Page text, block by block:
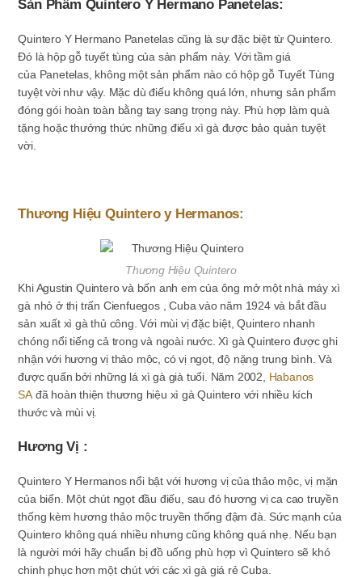
Sản Phẩm Quintero Y Hermano Panetelas:
Quintero Y Hermano Panetelas cũng là sự đặc biệt từ Quintero.
Đó là hộp gỗ tuyết tùng của sản phẩm này. Với tầm giá
của Panetelas, không một sản phẩm nào có hộp gỗ Tuyết Tùng
tuyệt vời như vậy. Mặc dù điếu không quá lớn, nhưng sản phẩm
đóng gói hoàn toàn bằng tay sang trọng này. Phù hợp làm quà
tặng hoặc thưởng thức những điếu xì gà được bảo quản tuyệt
vời.
Thương Hiệu Quintero y Hermanos:
Thương Hiệu Quintero
Khi Agustin Quintero và bốn anh em của ông mở một nhà máy xì
gà nhỏ ở thị trấn Cienfuegos , Cuba vào năm 1924 và bắt đầu
sản xuất xì gà thủ công. Với mùi vị đặc biệt, Quintero nhanh
chóng nổi tiếng cả trong và ngoài nước. Xì gà Quintero được ghi
nhận với hương vị thảo mộc, có vị ngọt, độ nặng trung bình. Và
được quấn bởi những lá xì gà già tuổi. Năm 2002, Habanos
SA đã hoàn thiện thương hiệu xì gà Quintero với nhiều kích
thước và mùi vị.
Hương Vị :
Quintero Y Hermanos nổi bật với hương vị của thảo mộc, vị mặn
của biển. Một chút ngọt đầu điếu, sau đó hương vị ca cao truyền
thống kèm hương thảo mộc truyền thống đậm đà. Sức mạnh của
Quintero không quá nhiều nhưng cũng không quá nhẹ. Nếu bạn
là người mới hãy chuẩn bị đồ uống phù hợp vì Quintero sẽ khó
chinh phục hơn một chút với các xì gà giá rẻ Cuba.